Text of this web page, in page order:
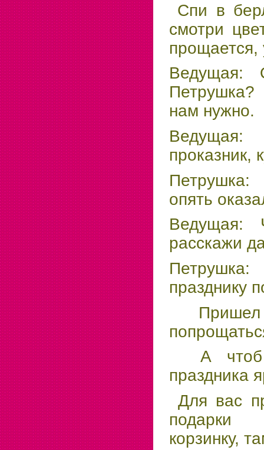
Спи в
смотри
прощается,
Ведущая:
нам нужно.
проказник,
опять
Ведущая:
расскажи
празднику
А чтоб
праздника
Для вас
подарки
корзинку,